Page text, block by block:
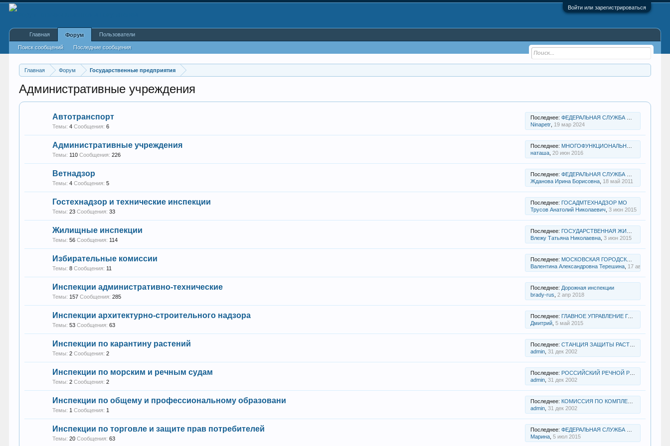
Войти или зарегистрироваться
Главная Форум Государственные предприятия
Административные учреждения
Автотранспорт
Темы: 4 Сообщения: 6
Последнее: ФЕДЕРАЛЬНАЯ СЛУЖБА ПО НАДЗОРУ В СФЕРЕ ТРАНСПОРТА
Ninapetr, 19 мар 2024
Административные учреждения
Темы: 110 Сообщения: 226
Последнее: МНОГОФУНКЦИОНАЛЬНЫЙ ЦЕНТР ГОРОДСКОГО ОКРУГА БАЛАШИХА
наташа, 20 июн 2016
Ветнадзор
Темы: 4 Сообщения: 5
Последнее: ФЕДЕРАЛЬНАЯ СЛУЖБА ПО ВЕТЕРИНАРНОМУ И ФИТОСАНИТАРНОМУ НАДЗОРУ
Жданова Ирина Борисовна, 18 май 2011
Гостехнадзор и технические инспекции
Темы: 23 Сообщения: 33
Последнее: ГОСАДМТЕХНАДЗОР МО
Трусов Анатолий Николаевич 3 июн 2015
Жилищные инспекции
Темы: 56 Сообщения: 114
Последнее: ГОСУДАРСТВЕННАЯ ЖИЛИЩНАЯ ИНСПЕКЦИЯ
Влежу Татьяна Николаевна, 3 июн 2015
Избирательные комиссии
Темы: 8 Сообщения: 11
Последнее: МОСКОВСКАЯ ГОРОДСКАЯ ИЗБИРАТЕЛЬНАЯ КОМИССИЯ
Валентина Александровна Терешина, 17 авг 2014
Инспекции административно-технические
Темы: 157 Сообщения: 285
Последнее: Дорожная инспекции
brady-rus 2 апр 2018
Инспекции архитектурно-строительного надзора
Темы: 53 Сообщения: 63
Последнее: ГЛАВНОЕ УПРАВЛЕНИЕ ГОСУДАРСТВЕННОГО СТРОИТЕЛЬНОГО НАДЗОРА МО
Дмитрий, 5 май 2015
Инспекции по карантину растений
Темы: 2 Сообщения: 2
Последнее: СТАНЦИЯ ЗАЩИТЫ РАСТЕНИЙ МО
admin, 31 дек 2002
Инспекции по морским и речным судам
Темы: 2 Сообщения: 2
Последнее: РОССИЙСКИЙ РЕЧНОЙ РЕГИСТР
admin, 31 дек 2002
Инспекции по общему и профессиональному образовани
Темы: 1 Сообщения: 1
Последнее: КОМИССИЯ ПО КОМПЛЕКТОВАНИЮ ГОСУДАРСТВЕННЫХ ДОШКОЛЬНЫХ ОБРАЗОВАТЕЛЬНЫХ УЧРЕЖДЕНИЙ
admin, 31 дек 2002
Инспекции по торговле и защите прав потребителей
Темы: 20 Сообщения: 63
Последнее: ФЕДЕРАЛЬНАЯ СЛУЖБА ПО НАДЗОРУ В СФЕРЕ ЗАЩИТЫ ПРАВ ПОТРЕБИТЕЛЕЙ И БЛАГОПОЛУЧИЯ ЧЕЛОВЕКА
Марина, 5 июл 2015
Главная Форум
Поиск сообщений Последние сообщения
Пользователи